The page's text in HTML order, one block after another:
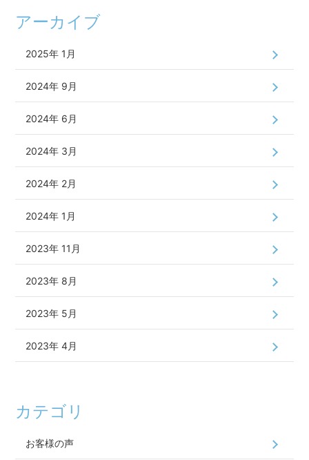
アーカイブ
2025年 1月
2024年 9月
2024年 6月
2024年 3月
2024年 2月
2024年 1月
2023年 11月
2023年 8月
2023年 5月
2023年 4月
カテゴリ
お客様の声